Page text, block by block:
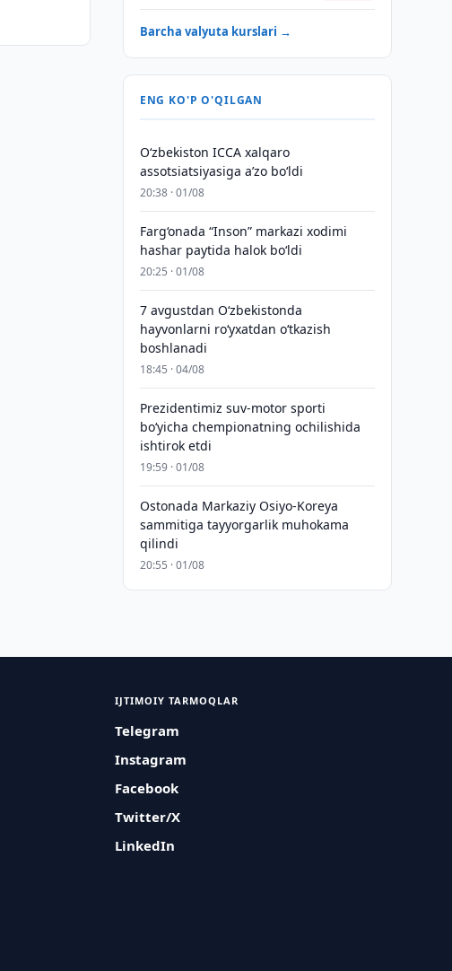
Barcha valyuta kurslari →
ENG KO'P O'QILGAN
O‘zbekiston ICCA xalqaro
assotsiatsiyasiga aʼzo bo‘ldi
20:38 · 01/08
Farg‘onada “Inson” markazi xodimi
hashar paytida halok bo‘ldi
20:25 · 01/08
7 avgustdan O‘zbekistonda
hayvonlarni ro‘yxatdan o‘tkazish
boshlanadi
18:45 · 04/08
Prezidentimiz suv-motor sporti
bo‘yicha chempionatning ochilishida
ishtirok etdi
19:59 · 01/08
Ostonada Markaziy Osiyo-Koreya
sammitiga tayyorgarlik muhokama
qilindi
20:55 · 01/08
IJTIMOIY TARMOQLAR
Telegram
Instagram
Facebook
Twitter/X
LinkedIn